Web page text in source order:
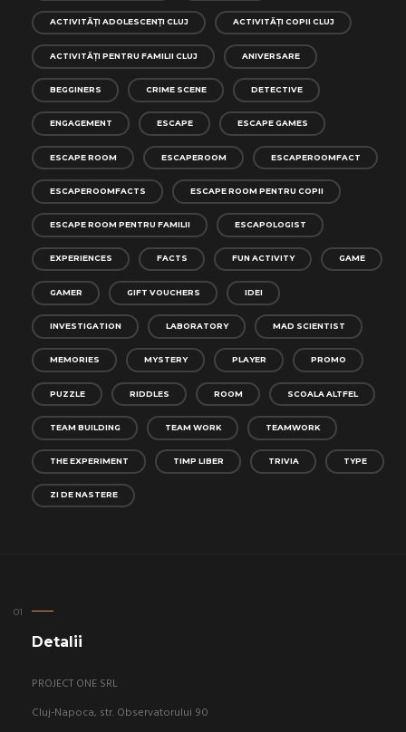
ACTIVITĂȚI ADOLESCENȚI CLUJ ACTIVITĂȚI COPII CLUJ
ACTIVITĂȚI PENTRU FAMILII CLUJ ANIVERSARE
BEGGINERS CRIME SCENE DETECTIVE
ENGAGEMENT ESCAPE ESCAPE GAMES
ESCAPE ROOM ESCAPEROOM ESCAPEROOMFACT
ESCAPEROOMFACTS ESCAPE ROOM PENTRU COPII
ESCAPE ROOM PENTRU FAMILII ESCAPOLOGIST
EXPERIENCES FACTS FUN ACTIVITY GAME
GAMER GIFT VOUCHERS IDEI
INVESTIGATION LABORATORY MAD SCIENTIST
MEMORIES MYSTERY PLAYER PROMO
PUZZLE RIDDLES ROOM SCOALA ALTFEL
TEAM BUILDING TEAM WORK TEAMWORK
THE EXPERIMENT TIMP LIBER TRIVIA TYPE
ZI DE NASTERE
Detalii
PROJECT ONE SRL
Cluj-Napoca, str. Observatorului 90